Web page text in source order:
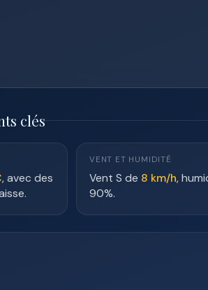
clés
, avec des
VENT ET HUMIDITÉ
Vent S de 8 km/h,
90%.